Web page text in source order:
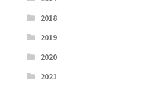
2018
2019
2020
2021